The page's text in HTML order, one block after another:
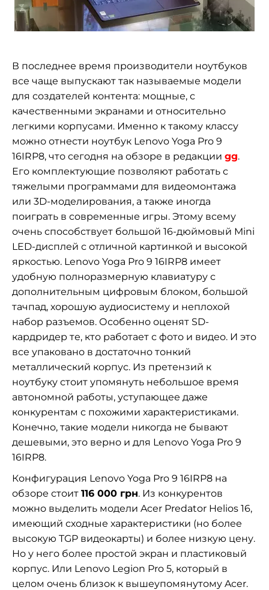
В последнее время производители ноутбуков
все чаще выпускают так называемые модели
для создателей контента: мощные, с
качественными экранами и относительно
легкими корпусами. Именно к такому классу
можно отнести ноутбук Lenovo Yoga Pro 9
16IRP8, что сегодня на обзоре в редакции gg.
Его комплектующие позволяют работать с
тяжелыми программами для видеомонтажа
или 3D-моделирования, а также иногда
поиграть в современные игры. Этому всему
очень способствует большой 16-дюймовый Mini
LED-дисплей с отличной картинкой и высокой
яркостью. Lenovo Yoga Pro 9 16IRP8 имеет
удобную полноразмерную клавиатуру с
дополнительным цифровым блоком, большой
тачпад, хорошую аудиосистему и неплохой
набор разъемов. Особенно оценят SD-
кардридер те, кто работает с фото и видео. И это
все упаковано в достаточно тонкий
металлический корпус. Из претензий к
ноутбуку стоит упомянуть небольшое время
автономной работы, уступающее даже
конкурентам с похожими характеристиками.
Конечно, такие модели никогда не бывают
дешевыми, это верно и для Lenovo Yoga Pro 9
16IRP8.
Конфигурация Lenovo Yoga Pro 9 16IRP8 на
обзоре стоит 116 000 грн. Из конкурентов
можно выделить модели Acer Predator Helios 16,
имеющий сходные характеристики (но более
высокую TGP видеокарты) и более низкую цену.
Но у него более простой экран и пластиковый
корпус. Или Lenovo Legion Pro 5, который в
целом очень близок к вышеупомянутому Acer.